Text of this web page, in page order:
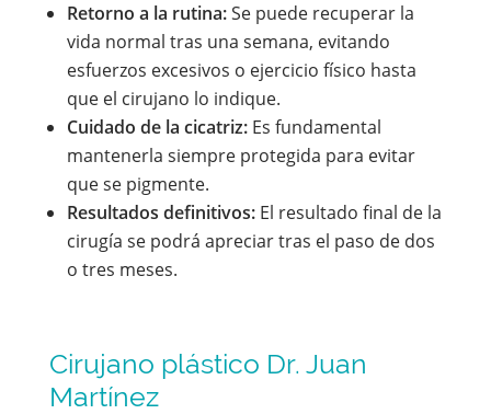
Retorno a la rutina:Se puede recuperar la
vida normal tras una semana, evitando
esfuerzos excesivos o ejercicio físico hasta
que el cirujano lo indique.
Cuidado de la cicatriz:Es fundamental
mantenerla siempre protegida para evitar
que se pigmente.
Resultados definitivos:El resultado final de la
cirugía se podrá apreciar tras el paso de dos
o tres meses.
Cirujano plástico Dr. Juan
Martínez